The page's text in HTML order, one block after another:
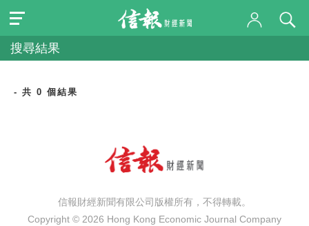
搜尋結果
- 共 0 個結果
信報財經新聞有限公司版權所有，不得轉載。
Copyright © 2026 Hong Kong Economic Journal Company